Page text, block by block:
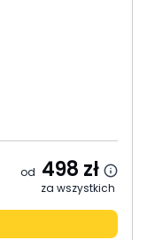
od 498 zł
za wszystkich